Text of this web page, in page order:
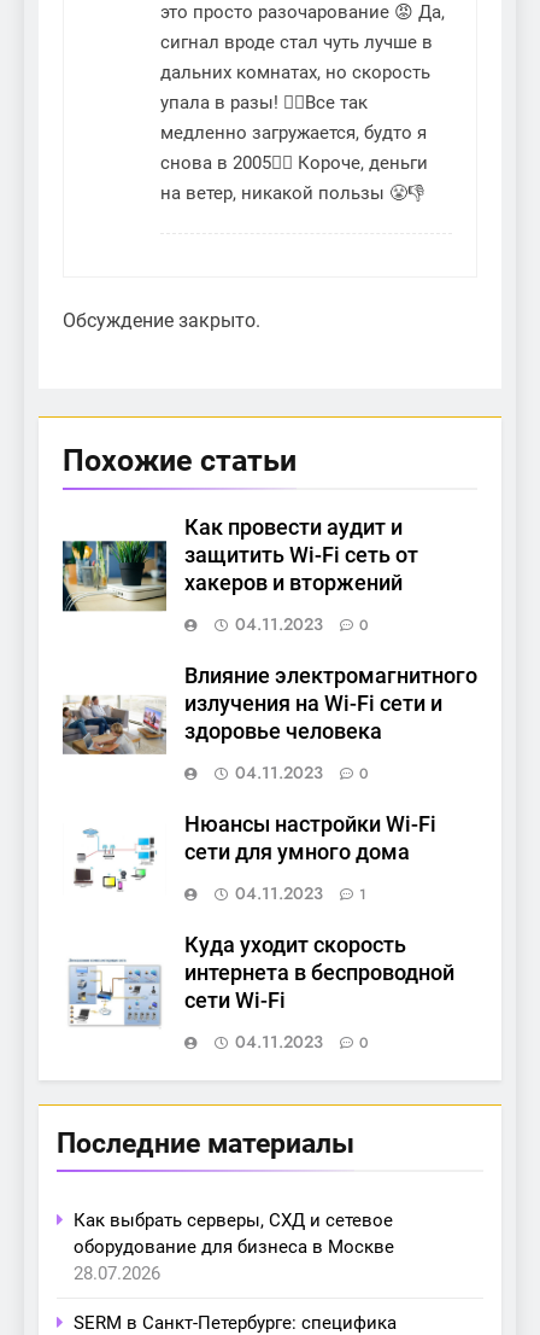
это просто разочарование 😡 Да,
сигнал вроде стал чуть лучше в
дальних комнатах, но скорость
упала в разы! 🚶‍♂️Все так
медленно загружается, будто я
снова в 2005🤦‍♂️ Короче, деньги
на ветер, никакой пользы 😤👎
Обсуждение закрыто.
Похожие статьи
Как провести аудит и
защитить Wi-Fi сеть от
хакеров и вторжений
04.11.2023
0
Влияние электромагнитного
излучения на Wi-Fi сети и
здоровье человека
04.11.2023
0
Нюансы настройки Wi-Fi
сети для умного дома
04.11.2023
1
Куда уходит скорость
интернета в беспроводной
сети Wi-Fi
04.11.2023
0
Последние материалы
Как выбрать серверы, СХД и сетевое
оборудование для бизнеса в Москве
28.07.2026
SERM в Санкт-Петербурге: специфика